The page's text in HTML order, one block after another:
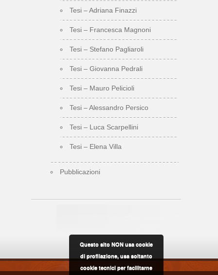
Tesi – Adriana Finazzi
Tesi – Francesca Magnoni
Tesi – Stefano Pagliaroli
Tesi – Giovanna Pedrali
Tesi – Mauro Pelicioli
Tesi – Alessandro Persico
Tesi – Luca Scarpellini
Tesi – Elena Villa
Pubblicazioni
Questo sito NON usa cookie
di profilazione, usa soltanto
cookie tecnici per facilitarne